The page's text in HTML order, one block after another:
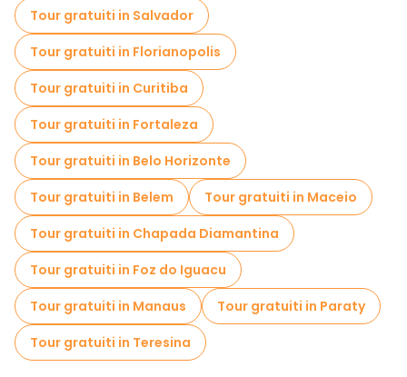
Tour gratuiti nelle vicinanze College Pateo
Tour gratuiti nelle vicinanze Martinelli Building
Tour gratuiti nelle vicinanze Casa das Rosas
Tour gratuiti in Salvador
Tour gratuiti in Florianopolis
Tour gratuiti in Curitiba
Tour gratuiti in Fortaleza
Tour gratuiti in Belo Horizonte
Tour gratuiti in Belem
Tour gratuiti in Maceio
Tour gratuiti in Chapada Diamantina
Tour gratuiti in Foz do Iguacu
Tour gratuiti in Manaus
Tour gratuiti in Paraty
Tour gratuiti in Teresina